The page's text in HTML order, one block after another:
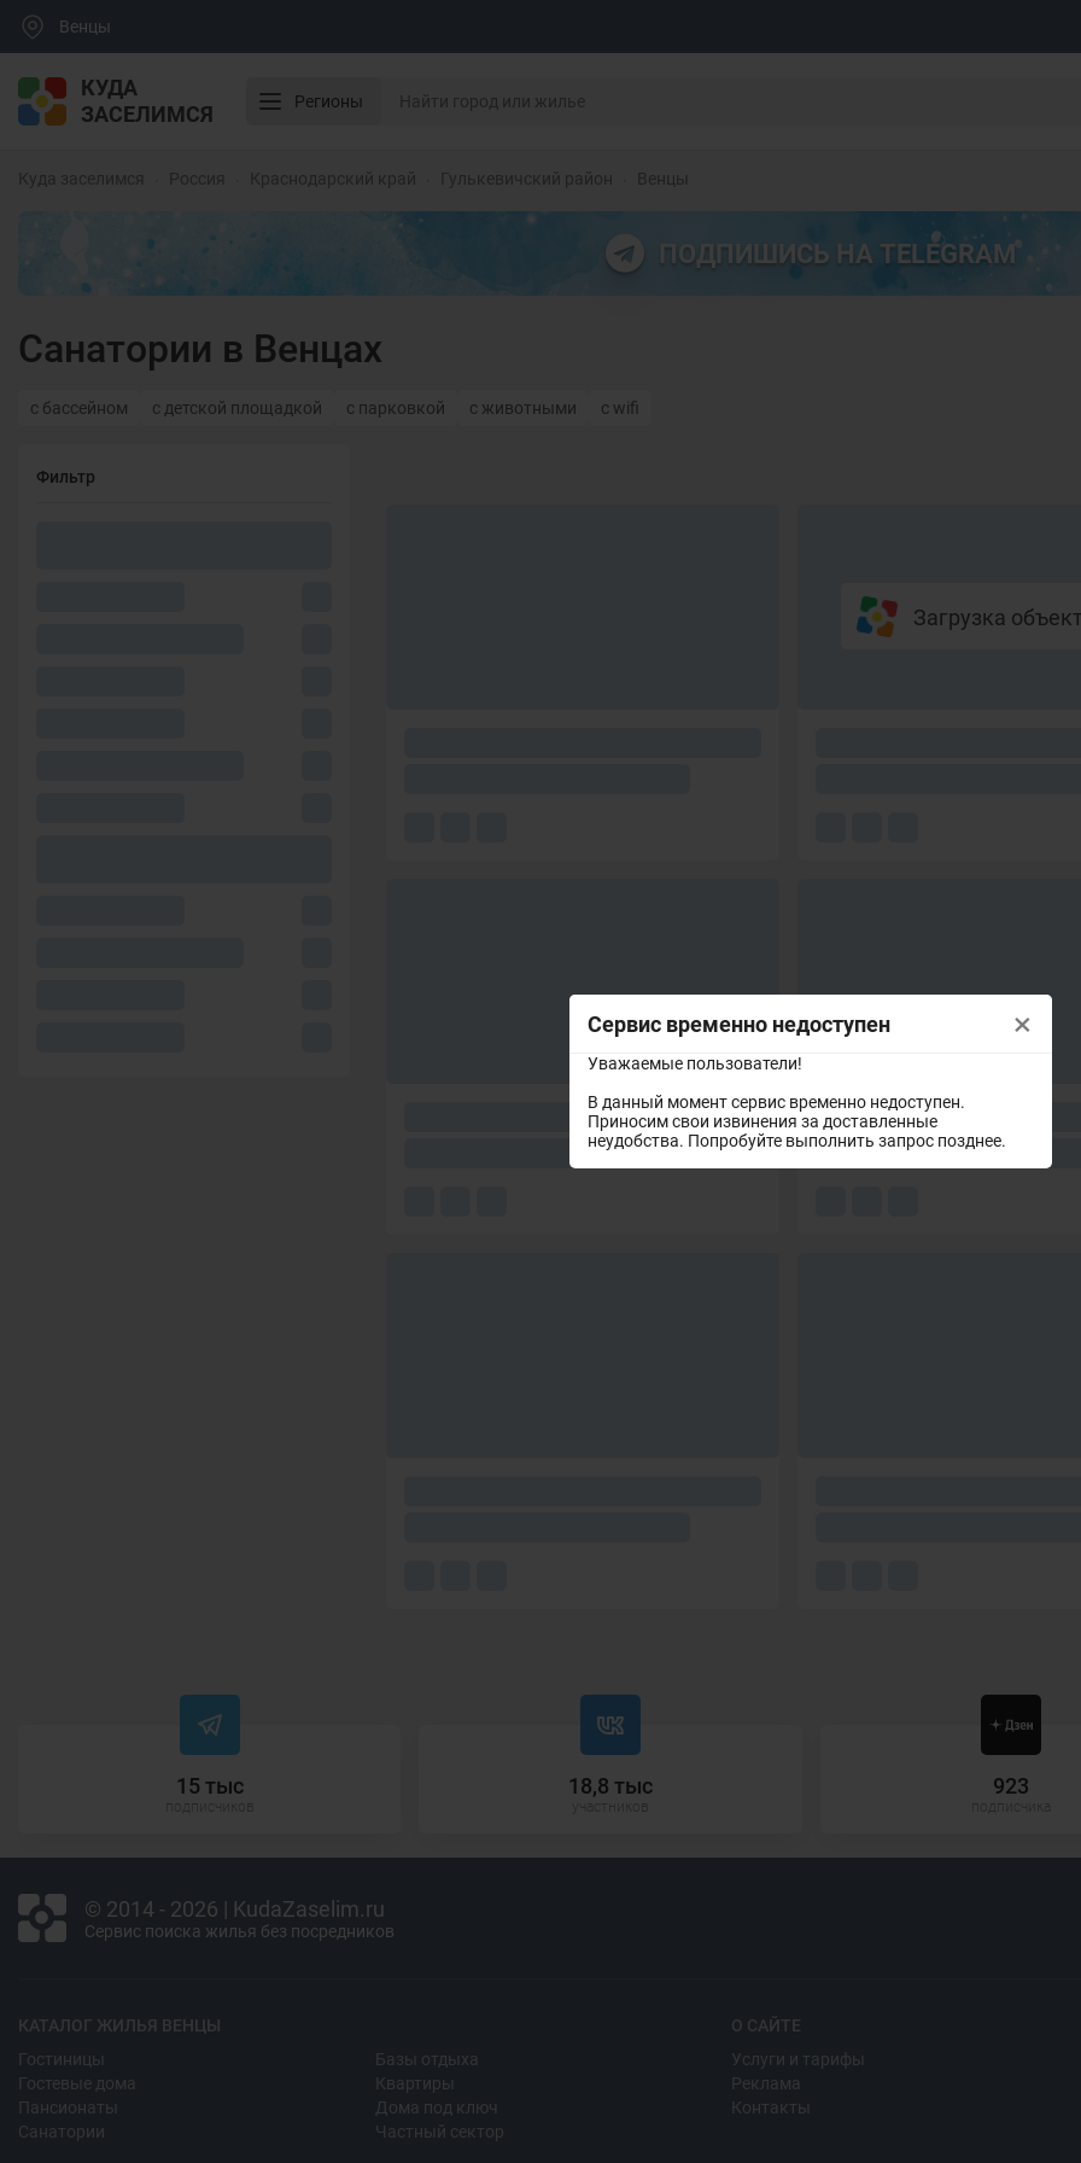
Сервис временно недоступен
Уважаемые пользователи!
В данный момент сервис временно недоступен.
Приносим свои извинения за доставленные
неудобства. Попробуйте выполнить запрос позднее.
×
Венцы
КУДА
ЗАСЕЛИМСЯ
Регионы
Куда заселимся Россия Краснодарский край Гулькевичский район Венцы
ПОДПИШИСЬ НА TELEGRAM
Санатории в Венцах
с бассейном с детской площадкой с парковкой с животными с wifi
Фильтр
Загрузка
15 тыс 18,8 тыс 923
© 2014 - 2026 | KudaZaselim.ru
Сервис поиска жилья без посредников
КАТАЛОГ ЖИЛЬЯ ВЕНЦЫ
Гостиницы
Гостевые дома
Пансионаты
Санатории
Базы отдыха
Квартиры
Дома под ключ
Частный сектор
О САЙТЕ
Услуги и тарифы
Реклама
Контакты